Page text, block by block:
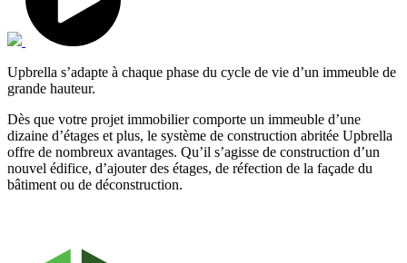
Upbrella s’adapte à chaque phase du cycle de vie d’un immeuble de
grande hauteur.
Dès que votre projet immobilier comporte un immeuble d’une
dizaine d’étages et plus, le système de construction abritée Upbrella
offre de nombreux avantages. Qu’il s’agisse de construction d’un
nouvel édifice, d’ajouter des étages, de réfection de la façade du
bâtiment ou de déconstruction.